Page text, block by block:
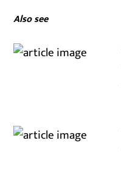
Also see